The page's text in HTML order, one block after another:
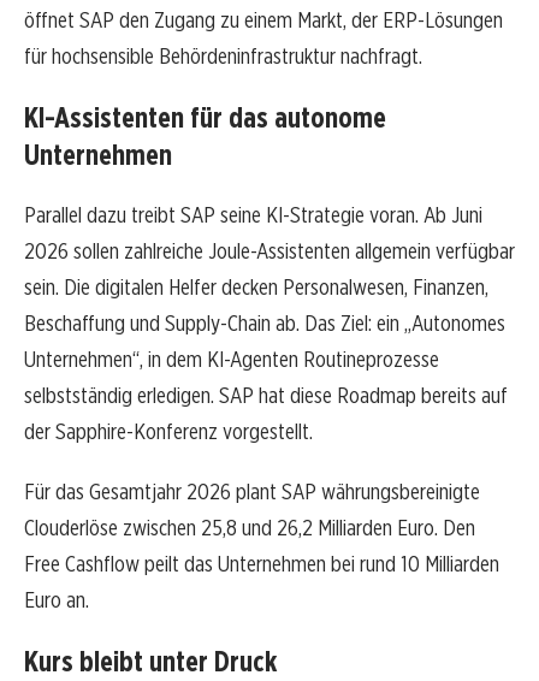
öffnet SAP den Zugang zu einem Markt, der ERP-Lösungen
für hochsensible Behördeninfrastruktur nachfragt.
KI-Assistenten für das autonome
Unternehmen
Parallel dazu treibt SAP seine KI-Strategie voran. Ab Juni
2026 sollen zahlreiche Joule-Assistenten allgemein verfügbar
sein. Die digitalen Helfer decken Personalwesen, Finanzen,
Beschaffung und Supply-Chain ab. Das Ziel: ein „Autonomes
Unternehmen“, in dem KI-Agenten Routineprozesse
selbstständig erledigen. SAP hat diese Roadmap bereits auf
der Sapphire-Konferenz vorgestellt.
Für das Gesamtjahr 2026 plant SAP währungsbereinigte
Clouderlöse zwischen 25,8 und 26,2 Milliarden Euro. Den
Free Cashflow peilt das Unternehmen bei rund 10 Milliarden
Euro an.
Kurs bleibt unter Druck